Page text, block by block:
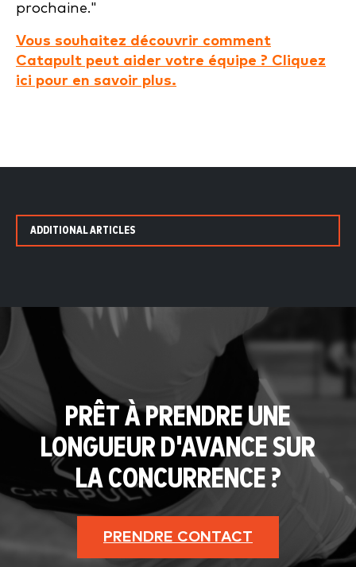
prochaine."
Vous souhaitez découvrir comment
Catapult peut aider votre équipe ? Cliquez
ici pour en savoir plus.
ADDITIONAL ARTICLES
PRÊT À PRENDRE UNE
LONGUEUR D'AVANCE SUR
LA CONCURRENCE ?
PRENDRE CONTACT